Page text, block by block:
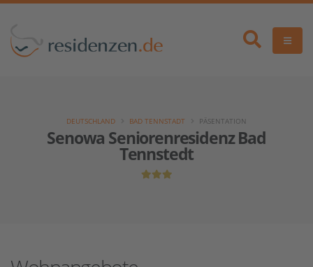
Senowa Seniorenresidenz Bad
Tennstedt
DEUTSCHLAND BAD TENNSTADT PÄSENTATION